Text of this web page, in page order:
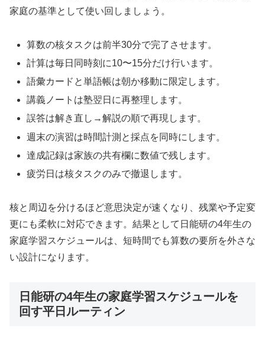
家庭の基準として使い回しましょう。
算数の核タスクは前半30分で完了させます。
計算は毎日同時刻に10〜15分だけ行います。
語彙カードと単語帳は朝か移動に限定します。
講義ノートは塾翌日に再整理します。
誤答は解き直し→解説の順で再現します。
週末の演習は時間計測と採点を同時にします。
達成記録は家族の共有欄に数値で残します。
疲労日は核タスクのみで撤退します。
核と周辺を分けるほど意思決定が速くなり、残業や予定変
更にも柔軟に対応できます。結果として日能研の4年生の
家庭学習スケジュールは、短時間でも算数の要所を外さな
い設計になります。
日能研の4年生の家庭学習スケジュールを
回す平日ルーティン